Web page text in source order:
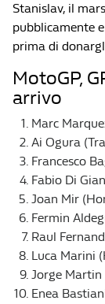
Stanislav, il
pubblicamente
prima di
MotoGP,
arrivo
Marc
Ai Ogura
Francesco
Fabio Di
Joan Mir
Fermin
Raul
Luca Marini
Jorge Martin
Enea